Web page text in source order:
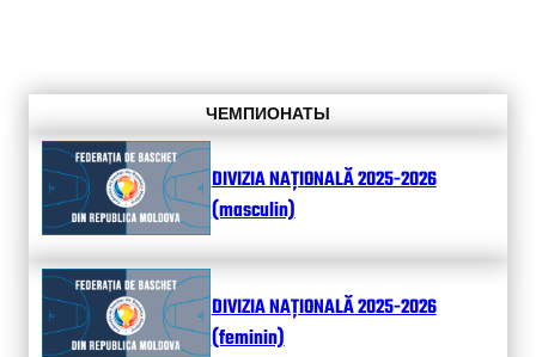
ЧЕМПИОНАТЫ
DIVIZIA NAȚIONALĂ 2025-2026
(masculin)
DIVIZIA NAȚIONALĂ 2025-2026
(feminin)